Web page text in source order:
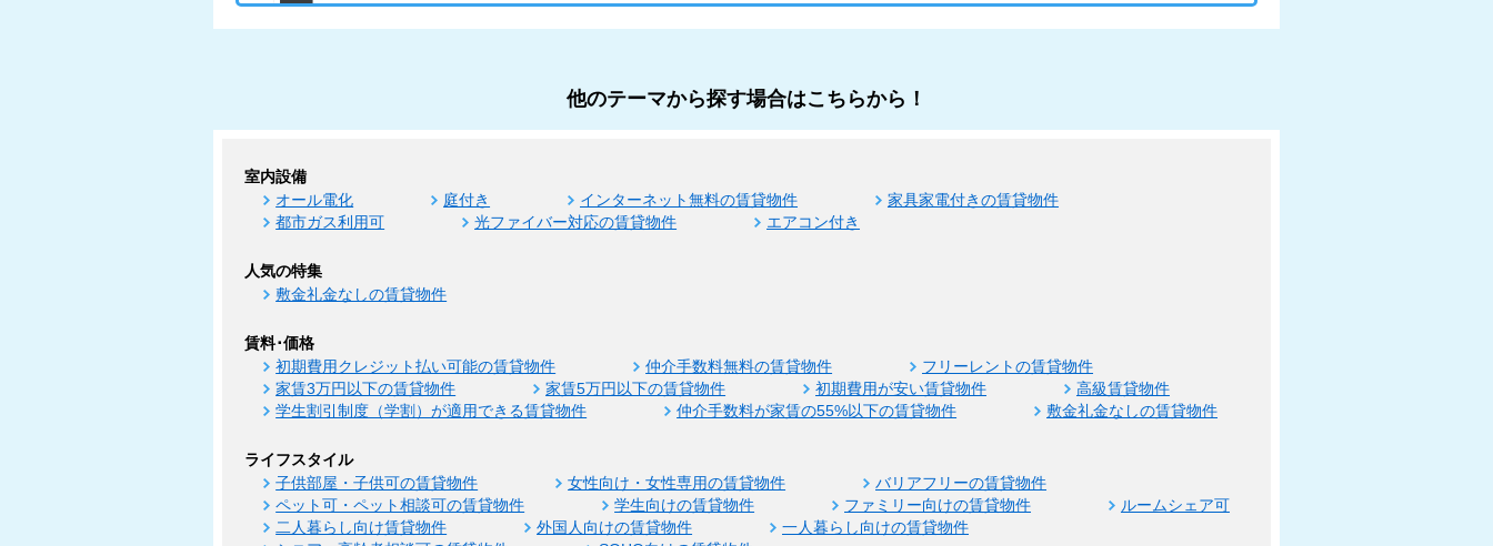
他のテーマから探す場合はこちらから！
室内設備
オール電化 庭付き インターネット無料の賃貸物件
家具家電付きの賃貸物件
都市ガス利用可
光ファイバー対応の賃貸物件 エアコン付き
人気の特集
敷金礼金なしの賃貸物件
賃料･価格
初期費用クレジット払い可能の賃貸物件 仲介手数料無料の賃貸物件
フリーレントの賃貸物件
家賃3万円以下の賃貸物件
家賃5万円以下の賃貸物件 初期費用が安い賃貸物件
高級賃貸物件
学生割引制度（学割）が適用できる賃貸物件
仲介手数料が家賃の55%以下の賃貸物件 敷金礼金なしの賃貸物件
ライフスタイル
子供部屋・子供可の賃貸物件 女性向け・女性専用の賃貸物件
バリアフリーの賃貸物件
ペット可・ペット相談可の賃貸物件
学生向けの賃貸物件 ファミリー向けの賃貸物件
ルームシェア可
二人暮らし向け賃貸物件
外国人向けの賃貸物件
一人暮らし向けの賃貸物件